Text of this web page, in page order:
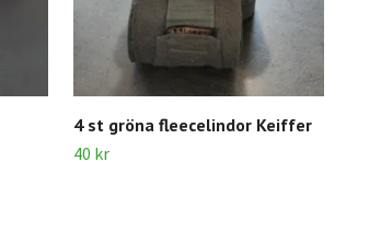
4 st gröna fleecelindor Keiffer
40 kr